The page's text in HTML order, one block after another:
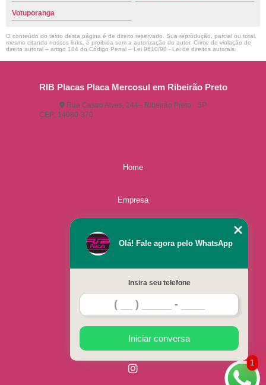
Votuporanga
O conteúdo do texto desta página é de direito reservado. Sua reprodução, parcial ou total,
mesmo citando nossos links, é proibida sem a autorização do autor. Crime de violação de
direito autoral – artigo 184 do Código Penal – Lei 9610/98 - Lei de direitos autorais
RIB Placas Placa Mercosul em Ribeirão Preto
Rua Castro Alves, 244 - Ribeirão Preto - SP
CEP: 14080-370
Home
Empresa
Contato
1
Olá! Fale agora pelo WhatsApp
Insira seu telefone
Iniciar conversa